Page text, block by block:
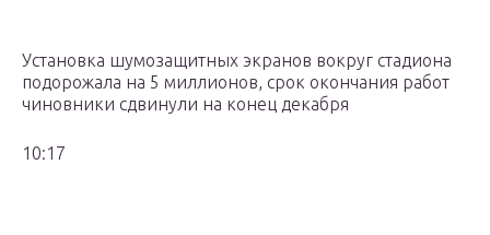
Установка шумозащитных экранов вокруг стадиона
подорожала на 5 миллионов, срок окончания работ
чиновники сдвинули на конец декабря
10:17